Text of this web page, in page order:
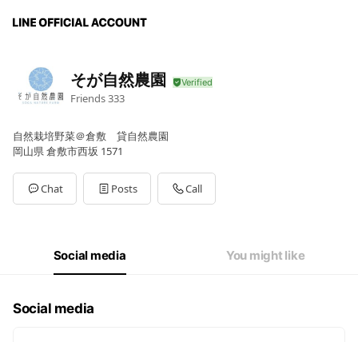
そが自然農園
Friends333
自然栽培野菜＠倉敷 貸自然農園
岡山県 倉敷市西坂 1571
Chat Posts Call
Social media You might like
Social media